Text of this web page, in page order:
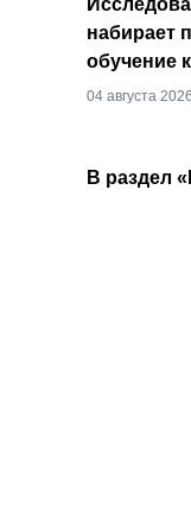
набирает
обучение
04 августа 2026
В раздел